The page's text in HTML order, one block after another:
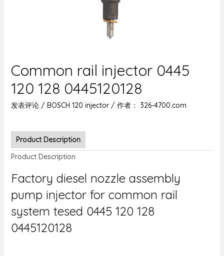
Common rail injector 0445
120 128 0445120128
发表评论 / BOSCH 120 injector/ 作者： 326-4700.com
Product Description
Product Description
Factory diesel nozzle assembly
pump injector for common rail
system tesed 0445 120 128
0445120128